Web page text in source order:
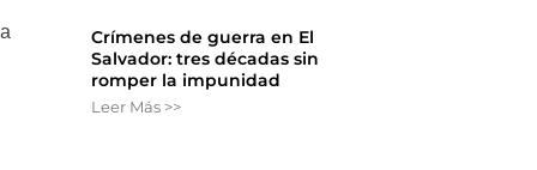
Crímenes de guerra en El
Salvador: tres décadas sin
romper la impunidad
Leer Más >>